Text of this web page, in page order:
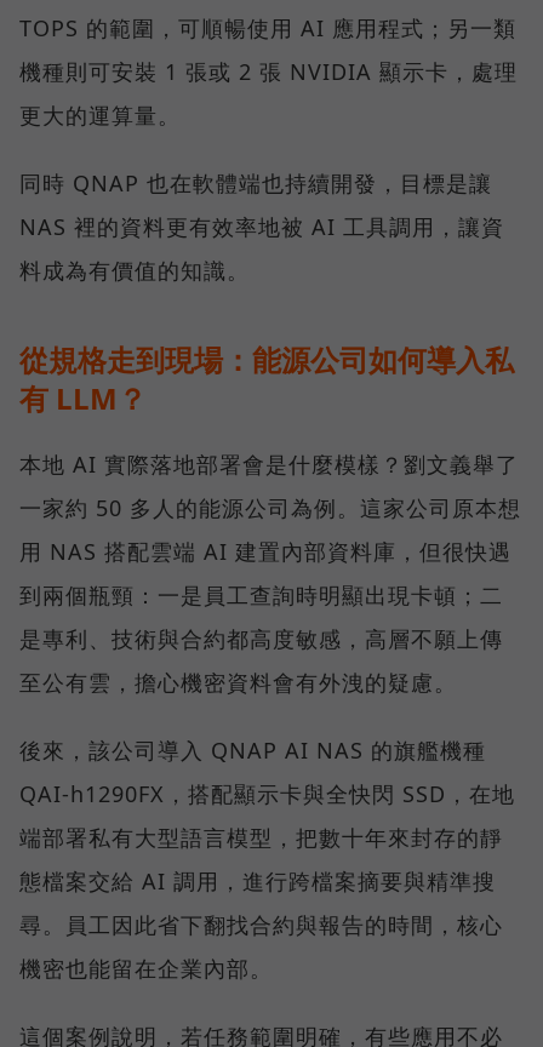
TOPS 的範圍，可順暢使用 AI 應用程式；另一類
機種則可安裝 1 張或 2 張 NVIDIA 顯示卡，處理
更大的運算量。
同時 QNAP 也在軟體端也持續開發，目標是讓
NAS 裡的資料更有效率地被 AI 工具調用，讓資
料成為有價值的知識。
從規格走到現場：能源公司如何導入私
有 LLM？
本地 AI 實際落地部署會是什麼模樣？劉文義舉了
一家約 50 多人的能源公司為例。這家公司原本想
用 NAS 搭配雲端 AI 建置內部資料庫，但很快遇
到兩個瓶頸：一是員工查詢時明顯出現卡頓；二
是專利、技術與合約都高度敏感，高層不願上傳
至公有雲，擔心機密資料會有外洩的疑慮。
後來，該公司導入 QNAP AI NAS 的旗艦機種
QAI-h1290FX，搭配顯示卡與全快閃 SSD，在地
端部署私有大型語言模型，把數十年來封存的靜
態檔案交給 AI 調用，進行跨檔案摘要與精準搜
尋。員工因此省下翻找合約與報告的時間，核心
機密也能留在企業內部。
這個案例說明，若任務範圍明確，有些應用不必